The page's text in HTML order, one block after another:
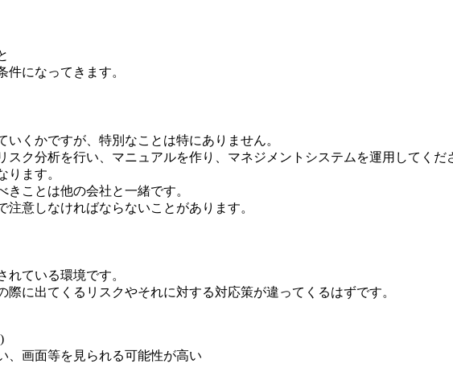
件になってきます。
くかですが、特別なことは特にありません。
スク分析を行い、マニュアルを作り、マネジメントシステムを運用してくだ
ります。
ことは他の会社と一緒です。
意しなければならないことがあります。
ている環境です。
に出てくるリスクやそれに対する対応策が違ってくるはずです。
、画面等を見られる可能性が高い